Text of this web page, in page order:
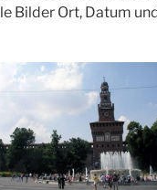
Bilder Ort, Datum